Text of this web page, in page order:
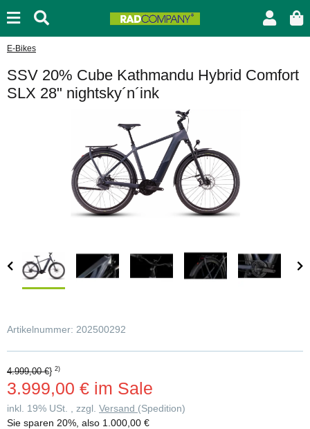
E-Bikes
SSV 20% Cube Kathmandu Hybrid Comfort
SLX 28" nightsky´n´ink
Artikelnummer: 202500292
4.999,00 €} 2)
3.999,00 € im Sale
inkl. 19% USt. , zzgl. Versand (Spedition)
Sie sparen 20% , also 1.000,00 €